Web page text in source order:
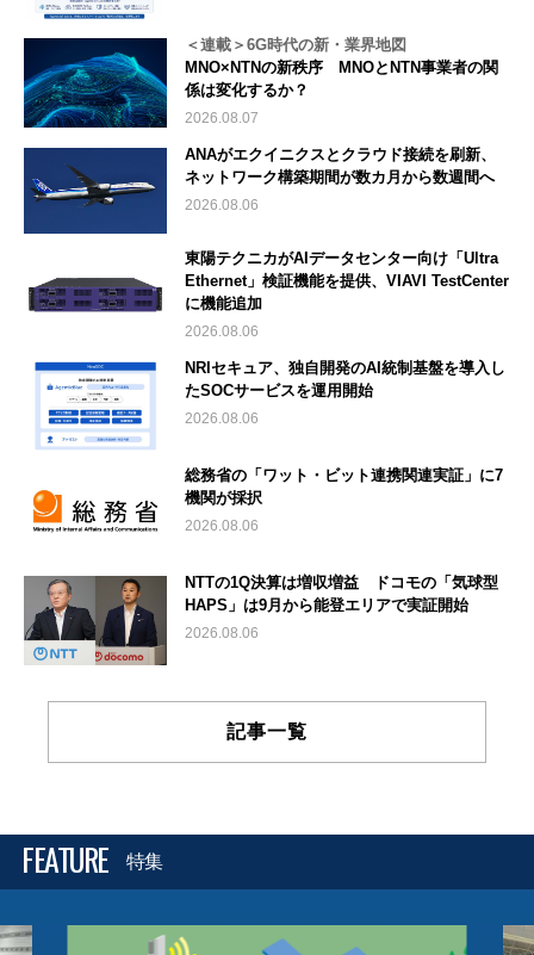
＜連載＞6G時代の新・業界地図
MNO×NTNの新秩序 MNOとNTN事業者の関
係は変化するか？
2026.08.07
ANAがエクイニクスとクラウド接続を刷新、
ネットワーク構築期間が数カ月から数週間へ
2026.08.06
東陽テクニカがAIデータセンター向け「Ultra
Ethernet」検証機能を提供、VIAVI TestCenter
に機能追加
2026.08.06
NRIセキュア、独自開発のAI統制基盤を導入し
たSOCサービスを運用開始
2026.08.06
総務省の「ワット・ビット連携関連実証」に7
機関が採択
2026.08.06
NTTの1Q決算は増収増益 ドコモの「気球型
HAPS」は9月から能登エリアで実証開始
2026.08.06
記事一覧
FEATURE 特集